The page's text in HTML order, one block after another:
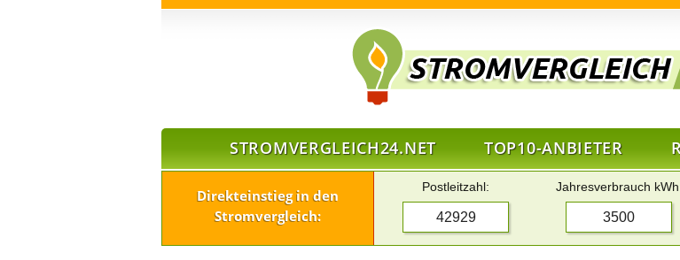
STROMVERGLEICH24.NET TOP10-ANBIETER
Direkteinstieg in den
Stromvergleich:
Postleitzahl: Jahresverbrauch